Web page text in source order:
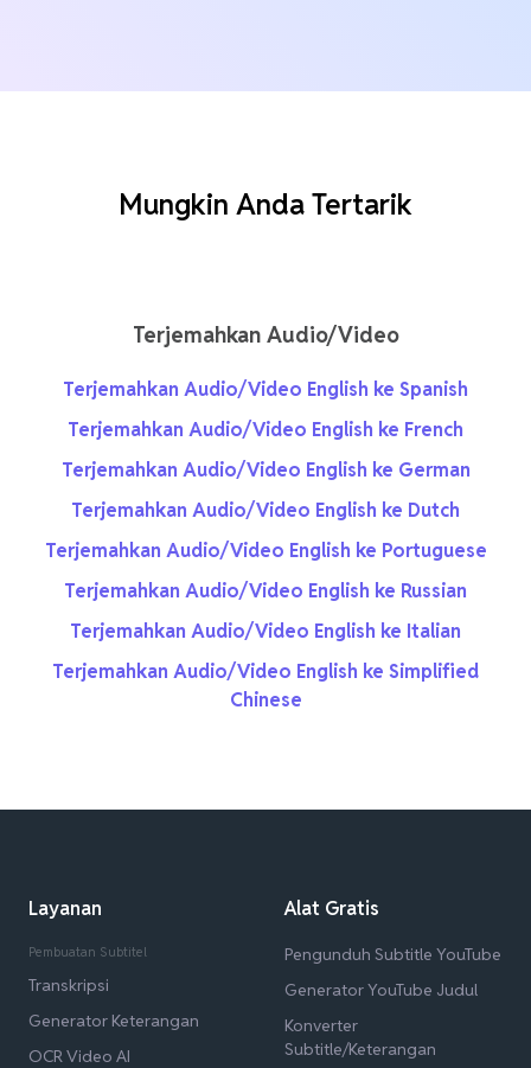
Mungkin Anda Tertarik
Terjemahkan Audio/Video
Terjemahkan Audio/Video English ke Spanish
Terjemahkan Audio/Video English ke French
Terjemahkan Audio/Video English ke German
Terjemahkan Audio/Video English ke Dutch
Terjemahkan Audio/Video English ke Portuguese
Terjemahkan Audio/Video English ke Russian
Terjemahkan Audio/Video English ke Italian
Terjemahkan Audio/Video English ke Simplified
Chinese
Layanan
Pembuatan Subtitel
Transkripsi
Generator Keterangan
OCR Video AI
Alat Gratis
Pengunduh Subtitle YouTube
Generator YouTube Judul
Konverter
Subtitle/Keterangan